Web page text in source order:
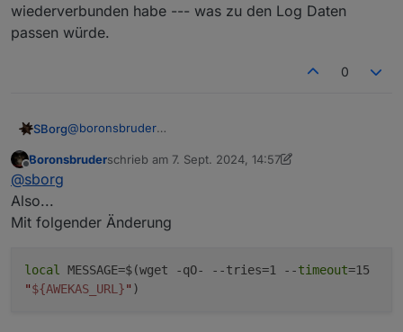
wiederverbunden habe --- was zu den Log Daten
passen würde.
0
SBorg@boronsbruder
auch schon öfters ein abgestürtzes Internet. Da kamen
Zumindest fast 45 Minuten kommt IMO nicht vom Skript,
verarbeite dies in zig Schritten
mach den Beikram wie Min/Max etc.
Mitternacht? --> Mitternachtjobs
sende die Daten an die aktivierten Dienste
und zum Schluß bevor wir einen neuen Durchlauf
Offline
Boronsbruderschrieb am 7. Sept. 2024, 14:57
zuletzt editiert von Boronsbruder
@sborg
Also...
Mit folgender Änderung
local MESSAGE=$(wget -qO- --tries=1 --timeout=15
"${AWEKAS_URL}" )